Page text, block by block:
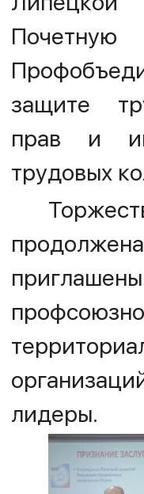
Почетную
защите
прав и
трудовых
лидеры.